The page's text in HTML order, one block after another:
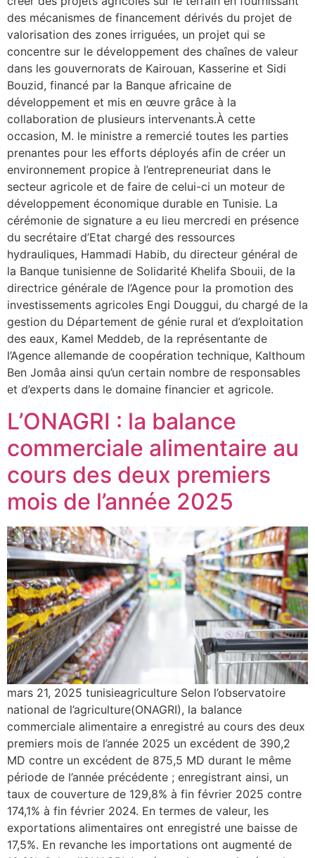
des mécanismes de financement dérivés du projet de
valorisation des zones irriguées, un projet qui se
concentre sur le développement des chaînes de valeur
dans les gouvernorats de Kairouan, Kasserine et Sidi
Bouzid, financé par la Banque africaine de
développement et mis en œuvre grâce à la
collaboration de plusieurs intervenants.À cette
occasion, M. le ministre a remercié toutes les parties
prenantes pour les efforts déployés afin de créer un
environnement propice à l’entrepreneuriat dans le
secteur agricole et de faire de celui-ci un moteur de
développement économique durable en Tunisie. La
cérémonie de signature a eu lieu mercredi en présence
du secrétaire d’Etat chargé des ressources
hydrauliques, Hammadi Habib, du directeur général de
la Banque tunisienne de Solidarité Khelifa Sbouii, de la
directrice générale de l’Agence pour la promotion des
investissements agricoles Engi Douggui, du chargé de la
gestion du Département de génie rural et d’exploitation
des eaux, Kamel Meddeb, de la représentante de
l’Agence allemande de coopération technique, Kalthoum
Ben Jomâa ainsi qu’un certain nombre de responsables
et d’experts dans le domaine financier et agricole.
L’ONAGRI : la balance
commerciale alimentaire au
cours des deux premiers
mois de l’année 2025
mars 21, 2025 tunisieagriculture Selon l’observatoire
national de l’agriculture(ONAGRI), la balance
commerciale alimentaire a enregistré au cours des deux
premiers mois de l’année 2025 un excédent de 390,2
MD contre un excédent de 875,5 MD durant le même
période de l’année précédente ; enregistrant ainsi, un
taux de couverture de 129,8% à fin février 2025 contre
174,1% à fin février 2024. En termes de valeur, les
exportations alimentaires ont enregistré une baisse de
17,5%. En revanche les importations ont augmenté de